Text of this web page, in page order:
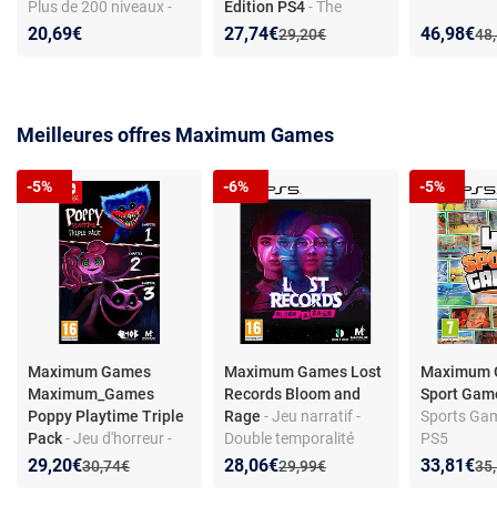
Plus de 200 niveaux -
Mini-jeux - Collecte
20,69€
Edition PS4- The
Walking Dead: Saints &
Ancien prix :
29,20€
Nouveau prix :
27,74€
Réduction de : Nouveau
46,98€
Meilleures offres Maximum Games
Maximum Games
Maximum_Games
Poppy Playtime Triple
Pack- Jeu d'horreur -
Trois chapitres
Ancien prix :
30,74€
Nouveau prix :
29,20€
Réduction de :
-5%
Maximum Games Lost
Records Bloom and
Rage - Jeu narratif -
Double temporalité
1995/2022 -Ancien prix :
29,99€
Nouveau prix :
28,06€
Réduction de :
-6%
Maximum
Sport
Sports
PS5
Nouveau
33,81€
-5%